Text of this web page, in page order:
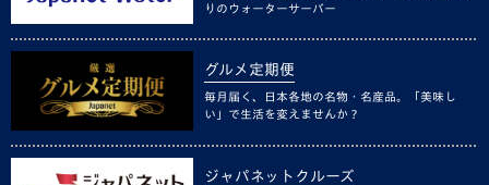
りのウォーターサーバー
グルメ定期便
毎月届く、日本各地の名物・名産品。「美味し
い」で生活を変えませんか？
ジャパネットクルーズ